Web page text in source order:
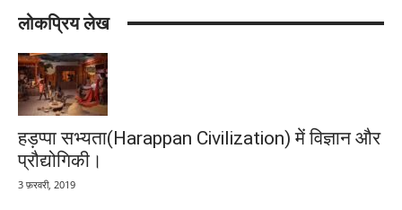
लोकप्रिय लेख
हड़प्पा सभ्यता(Harappan Civilization) में विज्ञान और
प्रौद्योगिकी।
3 फ़रवरी, 2019